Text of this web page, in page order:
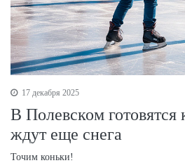
17 декабря 2025
В Полевском
ждут еще снега
Точим коньки!